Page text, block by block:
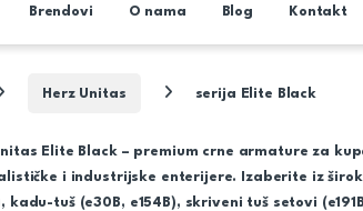
Brendovi O nama Blog Kontakt
Herz Unitas serija Elite Black
Elite Black – premium crne armature za
i industrijske enterijere. Izaberite iz
kadu-tuš (e30B, e154B), skriveni tuš setovi